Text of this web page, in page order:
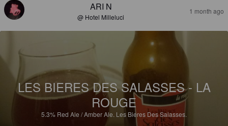
ARI N
@ Hotel Milleluci
1 month ago
LES BIERES DES SALASSES - LA
ROUGE
5.3% Red Ale / Amber Ale. Les Bieres Des Salasses.